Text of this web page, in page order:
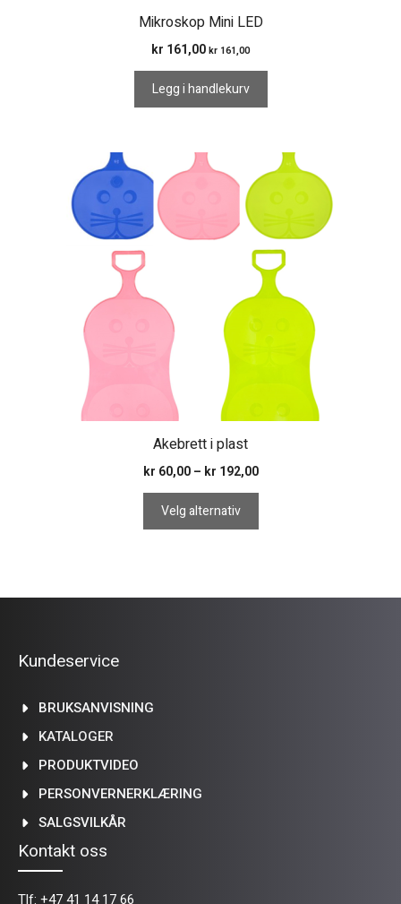
Mikroskop Mini LED
kr 161,00 kr 161,00
Legg i handlekurv
Akebrett i plast
kr 60,00 – kr 192,00Prisområde:
Velg alternativ
produktet
produktsiden
Kundeservice
BRUKSANVISNING
KATALOGER
PRODUKTVIDEO
PERSONVERNERKLÆRING
SALGSVILKÅR
Kontakt oss
Tlf: +47 41 14 17 66